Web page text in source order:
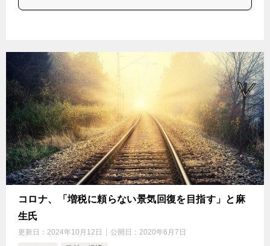
コロナ、「増税に頼らない景気回復を目指す」と麻
生氏
更新日： 2024年10月12日 公開日： 2020年6月7日